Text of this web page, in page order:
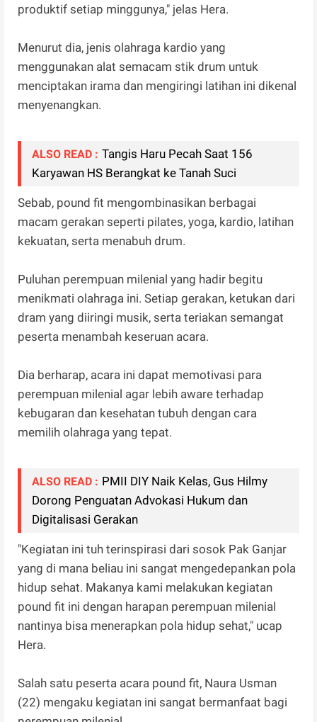
produktif setiap minggunya," jelas Hera.
Menurut dia, jenis olahraga kardio yang
menggunakan alat semacam stik drum untuk
menciptakan irama dan mengiringi latihan ini dikenal
menyenangkan.
ALSO READ : Tangis Haru Pecah Saat 156
Karyawan HS Berangkat ke Tanah Suci
Sebab, pound fit mengombinasikan berbagai
macam gerakan seperti pilates, yoga, kardio, latihan
kekuatan, serta menabuh drum.
Puluhan perempuan milenial yang hadir begitu
menikmati olahraga ini. Setiap gerakan, ketukan dari
dram yang diiringi musik, serta teriakan semangat
peserta menambah keseruan acara.
Dia berharap, acara ini dapat memotivasi para
perempuan milenial agar lebih aware terhadap
kebugaran dan kesehatan tubuh dengan cara
memilih olahraga yang tepat.
ALSO READ : PMII DIY Naik Kelas, Gus Hilmy
Dorong Penguatan Advokasi Hukum dan
Digitalisasi Gerakan
"Kegiatan ini tuh terinspirasi dari sosok Pak Ganjar
yang di mana beliau ini sangat mengedepankan pola
hidup sehat. Makanya kami melakukan kegiatan
pound fit ini dengan harapan perempuan milenial
nantinya bisa menerapkan pola hidup sehat," ucap
Hera.
Salah satu peserta acara pound fit, Naura Usman
(22) mengaku kegiatan ini sangat bermanfaat bagi